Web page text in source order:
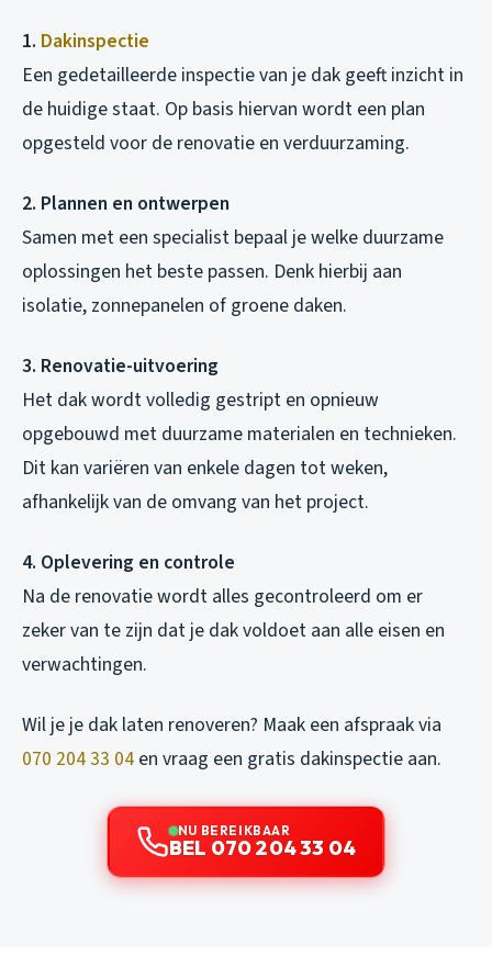
1. Dakinspectie
Een gedetailleerde inspectie van je dak geeft inzicht in
de huidige staat. Op basis hiervan wordt een plan
opgesteld voor de renovatie en verduurzaming.
2. Plannen en ontwerpen
Samen met een specialist bepaal je welke duurzame
oplossingen het beste passen. Denk hierbij aan
isolatie, zonnepanelen of groene daken.
3. Renovatie-uitvoering
Het dak wordt volledig gestript en opnieuw
opgebouwd met duurzame materialen en technieken.
Dit kan variëren van enkele dagen tot weken,
afhankelijk van de omvang van het project.
4. Oplevering en controle
Na de renovatie wordt alles gecontroleerd om er
zeker van te zijn dat je dak voldoet aan alle eisen en
verwachtingen.
Wil je je dak laten renoveren? Maak een afspraak via
070 204 33 04 en vraag een gratis dakinspectie aan.
NU BEREIKBAAR
BEL 070 204 33 04